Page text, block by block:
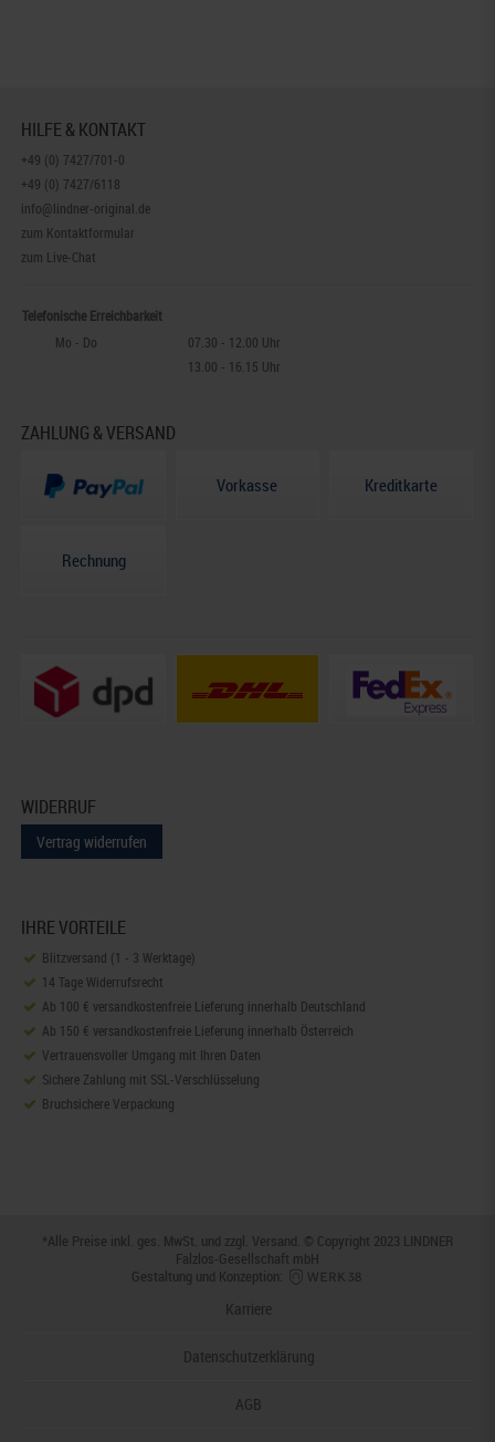
HILFE & KONTAKT
+49 (0) 7427/701-0
+49 (0) 7427/6118
info@lindner-original.de
zum Kontaktformular
zum Live-Chat
Telefonische Erreichbarkeit
Mo - Do
07.30 - 12.00 Uhr
13.00 - 16.15 Uhr
ZAHLUNG & VERSAND
Vorkasse Kreditkarte
Rechnung
WIDERRUF
Vertrag widerrufen
IHRE VORTEILE
Blitzversand (1 - 3 Werktage)
14 Tage Widerrufsrecht
Ab 100 € versandkostenfreie Lieferung innerhalb Deutschland
Ab 150 € versandkostenfreie Lieferung innerhalb Österreich
Vertrauensvoller Umgang mit Ihren Daten
Sichere Zahlung mit SSL-Verschlüsselung
Bruchsichere Verpackung
*Alle Preise inkl. ges. MwSt. und zzgl. Versand. © Copyright 2023 LINDNER
Falzlos-Gesellschaft mbH
Gestaltung und Konzeption:
Karriere
Datenschutzerklärung
AGB